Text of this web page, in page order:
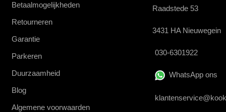
Betaalmogelijkheden
Retourneren
Garantie
Parkeren
Duurzaamheid
Blog
Algemene voorwaarden
Raadstede 53
3431 HA Nieuwegein
030-6301922
WhatsApp ons